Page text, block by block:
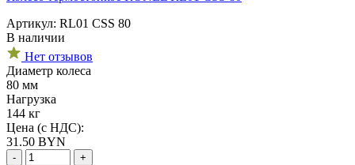
Артикул: RL01 CSS 80
В наличии
Нет отзывов
Диаметр колеса
80 мм
Нагрузка
144 кг
Цена (с НДС):
31.50 BYN
- +